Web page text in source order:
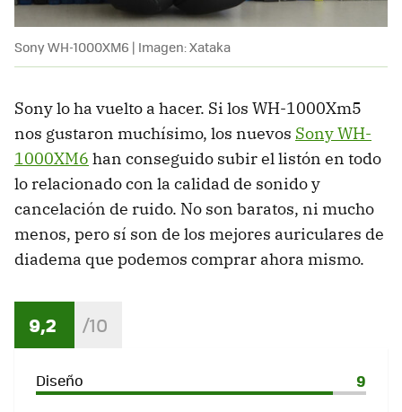
Sony WH-1000XM6 | Imagen: Xataka
Sony lo ha vuelto a hacer. Si los WH-1000Xm5
nos gustaron muchísimo, los nuevos Sony WH-
1000XM6 han conseguido subir el listón en todo
lo relacionado con la calidad de sonido y
cancelación de ruido. No son baratos, ni mucho
menos, pero sí son de los mejores auriculares de
diadema que podemos comprar ahora mismo.
9,2
Diseño 9